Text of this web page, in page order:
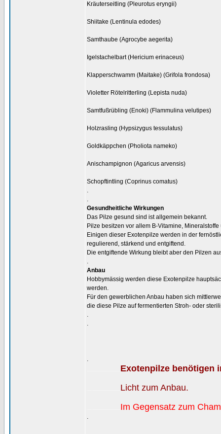
Kräuterseitling (Pleurotus eryngii)
Shiitake (Lentinula edodes)
Samthaube (Agrocybe aegerita)
Igelstachelbart (Hericium erinaceus)
Klapperschwamm (Maitake) (Grifola frondosa)
Violetter Rötelritterling (Lepista nuda)
Samtfußrübling (Enoki) (Flammulina velutipes)
Holzrasling (Hypsizygus tessulatus)
Goldkäppchen (Pholiota nameko)
Anischampignon (Agaricus arvensis)
Schopftintling (Coprinus comatus)
.
.
Gesundheitliche Wirkungen
Das Pilze gesund sind ist allgemein bekannt.
Pilze besitzen vor allem B-Vitamine,
Einigen dieser Exotenpilze werden in der
regulierend, stärkend und entgiftend.
Die entgiftende Wirkung bleibt aber den Pilzen
.
Anbau
Hobbymässig werden diese Exotenpilze
werden.
Für den gewerblichen Anbau haben sich
die diese Pilze auf fermentierten Stroh- oder
.
.
.
Exotenpilze benötigen
Licht zum Anbau.
Im Gegensatz zum
.